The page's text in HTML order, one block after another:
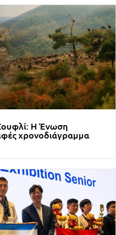
Η Ένωση
χρονοδιάγραμμα